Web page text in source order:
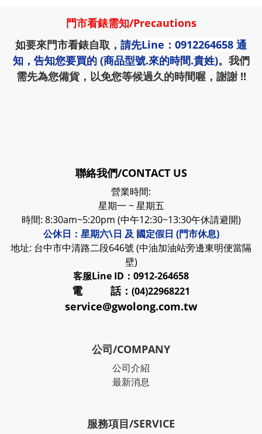
門市看錶需知/Precautions
如要來門市看錶自取， 請先Line：0912264658 通
知，告知您要買的 (商品型號.來的時間.貴姓)。我們
需先為您備貨，以免您等候過久的時間喔，謝謝 !!
聯絡我們/CONTACT US
營業時間:
星期一 ~ 星期五
時間: 8:30am~5:20pm (中午12:30~13:30午休請避開)
公休日：星期六\日 及 國定假日 (門市休息)
地址: 台中市中清路二段646號 (中油加油站旁邊東明便當隔
壁)
客服Line ID：0912-264658
電 話： (04)22968221
service@gwolong.com.tw
公司/COMPANY
公司介紹
最新消息
服務項目/SERVICE